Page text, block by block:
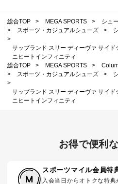
総合TOP > MEGA SPORTS >
シュ
>
スポーツ・カジュアルシューズ >
>
サップランド スリー ディーヴァ サイ
ニヒートインフィニティ
総合TOP
> MEGA SPORTS >
>
スポーツ・カジュアルシューズ >
>
サップランド スリー ディーヴァ サイ
ニヒートインフィニティ
お得で便利
スポーツマイル会員特
入会当日からオトクな特典